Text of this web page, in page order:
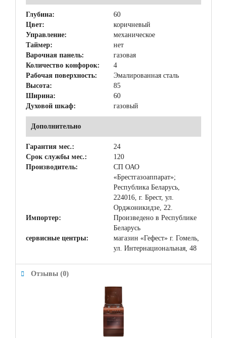
Глубина:
60
Цвет:
коричневый
Управление:
механическое
Таймер:
нет
Варочная панель:
газовая
Количество конфорок:
4
Рабочая поверхность:
Эмалированная сталь
Высота:
85
Ширина:
60
Духовой шкаф:
газовый
Дополнительно
Гарантия мес.:
24
Срок службы мес.:
120
Производитель:
СП ОАО
«Брестгазоаппарат»;
Республика Беларусь,
224016, г. Брест, ул.
Орджоникидзе, 22.
Импортер:
Произведено в Республике
Беларусь
сервисные центры:
магазин «Гефест» г. Гомель,
ул. Интернациональная, 48
Отзывы (0)